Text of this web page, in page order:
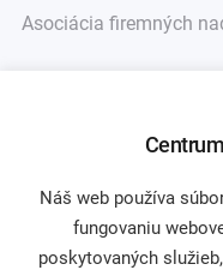
Asociácia firemných
Naše projekty
Sprievodca
Náš web používa
fungovaniu
poskytovaných